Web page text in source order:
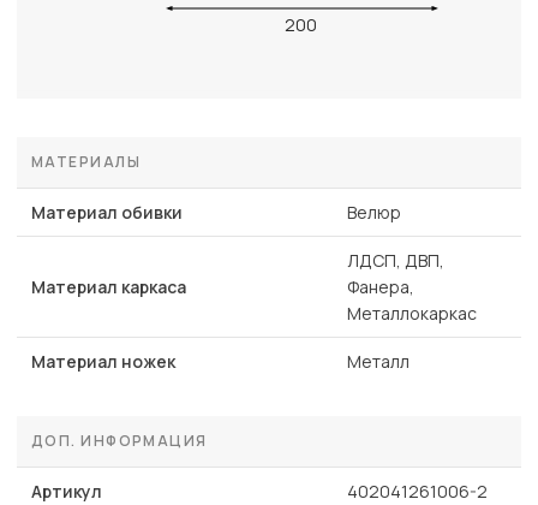
200
МАТЕРИАЛЫ
Материал обивки Велюр
Материал каркаса
ЛДСП, ДВП,
Фанера,
Металлокаркас
Материал ножек Металл
ДОП. ИНФОРМАЦИЯ
Артикул 402041261006-2